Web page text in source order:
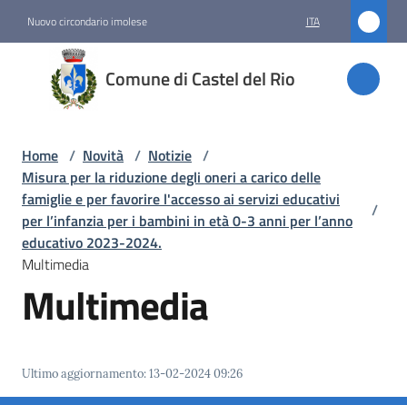
Nuovo circondario imolese ITA
Comune di Castel del Rio
Comune
di
Castel
Amministrazione
Novità
Menu selezionato
Vivere
Home / Novità / Notizie /
Misura per la riduzione degli oneri a carico delle
famiglie e per favorire l'accesso ai servizi educativi
per l’infanzia per i bambini in età 0-3 anni per l’anno
educativo 2023-2024.
/
Multimedia
Multimedia
Ultimo aggiornamento:13-02-2024 09:26